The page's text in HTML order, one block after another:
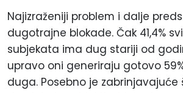
Najizraženiji problem i dalje
dugotrajne blokade. Čak 41,4%
subjekata ima dug stariji od
upravo oni generiraju gotovo
duga. Posebno je